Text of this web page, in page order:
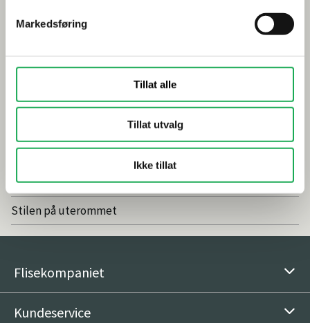
Markedsføring
Tillat alle
Tillat utvalg
Ikke tillat
Smarte tips for riktig valg av dusj
Inspirasjon
Baderomstrender 2025
Drømmeatrium med flisheller
Våre favoritter: Nordic Stone Islanda
Vedlikeholdsfritt og naturlig med fliser
Stilen på uterommet
Flisekompaniet
Kundeservice